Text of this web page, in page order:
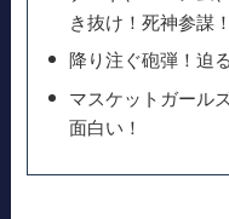
き抜け！死神参謀！
降り注ぐ砲弾！迫
マスケットガール
面白い！